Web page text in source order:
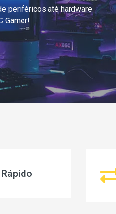
Home Office e trabalhos